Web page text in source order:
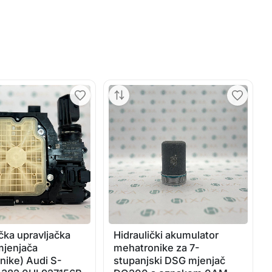
upravljačka
Audi S-
Hidraulički akumulator
mehatronike za 7-
stupanjski DSG mjenjač